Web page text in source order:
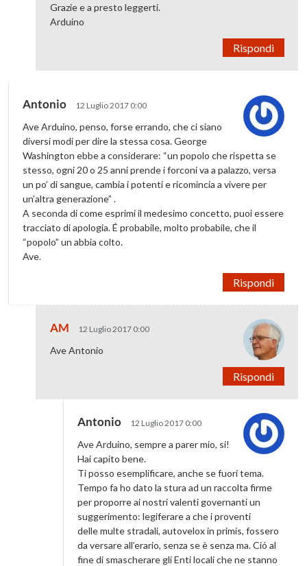
Grazie e a presto leggerti.
Arduino
Rispondi
Antonio 12 Luglio 2017 0:00
Ave Arduino, penso, forse errando, che ci siano
diversi modi per dire la stessa cosa. George
Washington ebbe a considerare: “un popolo che rispetta se
stesso, ogni 20 o 25 anni prende i forconi va a palazzo, versa
un po’ di sangue, cambia i potenti e ricomincia a vivere per
un’altra generazione” .
A seconda di come esprimi il medesimo concetto, puoi essere
tracciato di apologia. É probabile, molto probabile, che il
“popolo” un abbia colto.
Ave.
Rispondi
AM 12 Luglio 2017 0:00
Ave Antonio
Rispondi
Antonio 12 Luglio 2017 0:00
Ave Arduino, sempre a parer mio, si!
Hai capito bene.
Ti posso esemplificare, anche se fuori tema.
Tempo fa ho dato la stura ad un raccolta firme
per proporre ai nostri valenti governanti un
suggerimento: legiferare a che i proventi
delle multe stradali, autovelox in primis, fossero
da versare all’erario, senza se è senza ma. Ció al
fine di smascherare gli Enti locali che ne stanno